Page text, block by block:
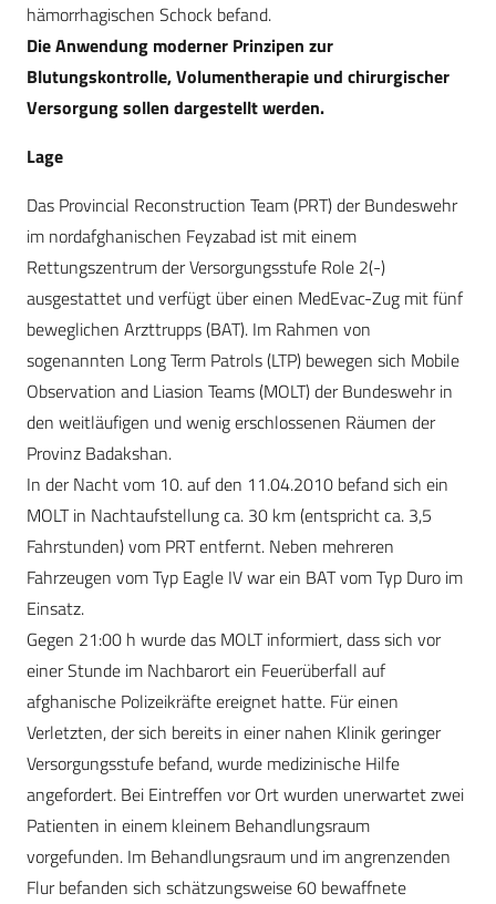
hämorrhagischen Schock befand.
Die Anwendung moderner Prinzipen zur
Blutungskontrolle, Volumentherapie und chirurgischer
Versorgung sollen dargestellt werden.
Lage
Das Provincial Reconstruction Team (PRT) der Bundeswehr
im nordafghanischen Feyzabad ist mit einem
Rettungszentrum der Versorgungsstufe Role 2(-)
ausgestattet und verfügt über einen MedEvac-Zug mit fünf
beweglichen Arzttrupps (BAT). Im Rahmen von
sogenannten Long Term Patrols (LTP) bewegen sich Mobile
Observation and Liasion Teams (MOLT) der Bundeswehr in
den weitläufigen und wenig erschlossenen Räumen der
Provinz Badakshan.
In der Nacht vom 10. auf den 11.04.2010 befand sich ein
MOLT in Nachtaufstellung ca. 30 km (entspricht ca. 3,5
Fahrstunden) vom PRT entfernt. Neben mehreren
Fahrzeugen vom Typ Eagle IV war ein BAT vom Typ Duro im
Einsatz.
Gegen 21:00 h wurde das MOLT informiert, dass sich vor
einer Stunde im Nachbarort ein Feuerüberfall auf
afghanische Polizeikräfte ereignet hatte. Für einen
Verletzten, der sich bereits in einer nahen Klinik geringer
Versorgungsstufe befand, wurde medizinische Hilfe
angefordert. Bei Eintreffen vor Ort wurden unerwartet zwei
Patienten in einem kleinem Behandlungsraum
vorgefunden. Im Behandlungsraum und im angrenzenden
Flur befanden sich schätzungsweise 60 bewaffnete